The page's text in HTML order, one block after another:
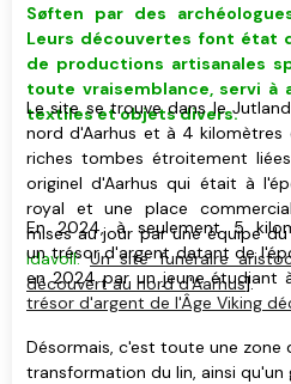
Søften par des
Leurs découvertes font état
de productions artisanales
toute vraisemblance, servi à
textiles et objets divers.
Le site se trouve dans le
nord d'Aarhus et à 4 kilomètres
riches tombes étroitement
originel d'Aarhus qui était à
royal et une place
mises au jour par une équipe
Idavoll:Un site funéraire
découvert au nord d'Aarhus].
En 2024, à seulement 5
un trésor d'argent datant de
en 2024 par un jeune étudiant
trésor d'argent de l'Âge Viking
Désormais, c'est toute une zone
transformation du lin, ainsi